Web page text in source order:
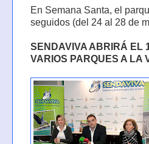
En Semana Santa, el
seguidos (del 24 al 28 de
SENDAVIVA ABRIRÁ EL
VARIOS PARQUES A LA